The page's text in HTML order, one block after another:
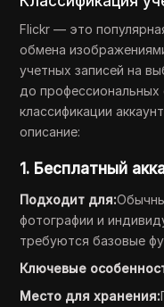
Flickr — это
обмена
учетных записей на
до
классификации
описание:
1. Бесплатный
Подходит для:
фотографии и
требуются базовые
Ключевые
Место для хранения: